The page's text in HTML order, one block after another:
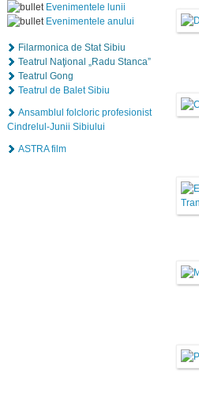
Evenimentele lunii
Evenimentele anului
Filarmonica de Stat Sibiu
Teatrul Naţional „Radu Stanca”
Teatrul Gong
Teatrul de Balet Sibiu
Ansamblul folcloric profesionist
Cindrelul-Junii Sibiului
ASTRA film